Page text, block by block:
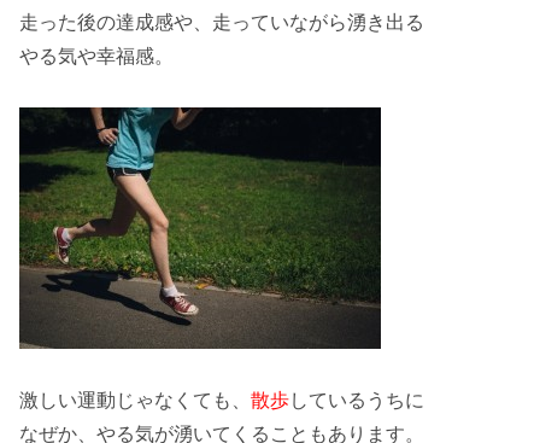
走った後の達成感や、走っていながら湧き出る
やる気や幸福感。
激しい運動じゃなくても、 散歩しているうちに
なぜか、やる気が湧いてくることもあります。